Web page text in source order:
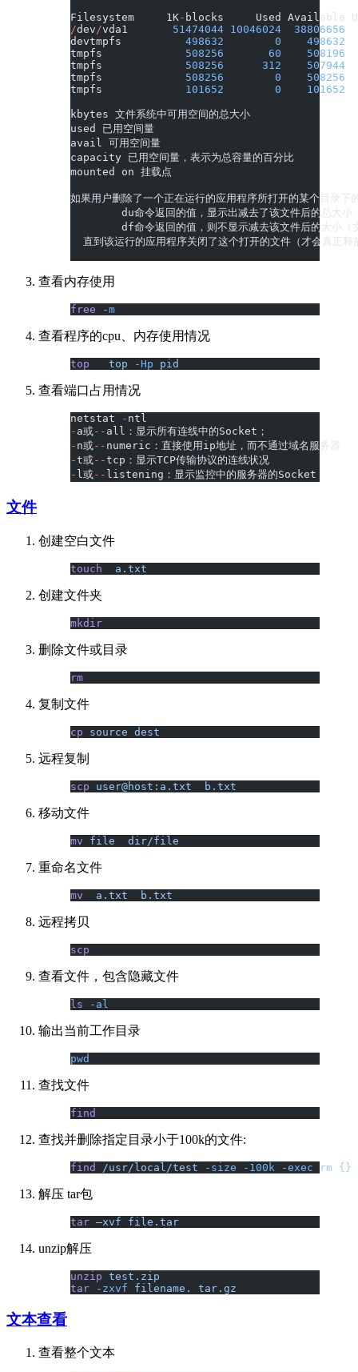
Filesystem     1K- blocks     Used Available
/dev/vda1 51474044 10046024
  38806656
devtmpfs 498632
        0
    498632
tmpfs 508256
       60
    508196
tmpfs 508256
      312
    507944
tmpfs 508256
        0
    508256
tmpfs 101652
        0
    101652
kbytes 文件系统中可用空间的总大小
used 已用空间量
avail 可用空间量
capacity 已用空间量，表示为总容量的百分比
mounted on 挂载点
如果用户删除了一个正在运行的应用程序所打开的某个目录下
	du命令返回的值，显示出减去了该文件后的总大小
df命令返回的值，则不显示减去该文件后的大小（
直到该运行的应用程序关闭了这个打开的文件（才会真正释
查看内存使用
free -m
查看程序的cpu、内存使用情况
top
   top
-Hp pid
查看端口占用情况
netstat - ntl
- a或-- all：显示所有连线中的Socket；
- n或-- numeric：直接使用ip地址，而不通过域名服务器
-t或--tcp：显示TCP传输协议的连线状况
- l或-- listening：显示监控中的服务器的Socket
文件
创建空白文件
touch
  a.txt
创建文件夹
mkdir
删除文件或目录
rm
复制文件
cp source dest
远程复制
scp user@host:a.txt
  b.txt
移动文件
mv file
  dir/file
重命名文件
mv
  a.txt
  b.txt
远程拷贝
scp
查看文件，包含隐藏文件
ls -al
输出当前工作目录
pwd
查找文件
find
查找并删除指定目录小于100k的文件:
find /usr/local/test -size -100k -exec rm {}
解压 tar包
tar –xvf file.tar
unzip解压
unzip test.zip
tar -zxvf filename. tar.gz
文本查看
查看整个文本